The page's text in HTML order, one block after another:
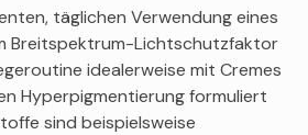
täglichen Verwendung eines
Breitspektrum-Lichtschutzfaktor
idealerweise mit Cremes
Hyperpigmentierung formuliert
sind beispielsweise